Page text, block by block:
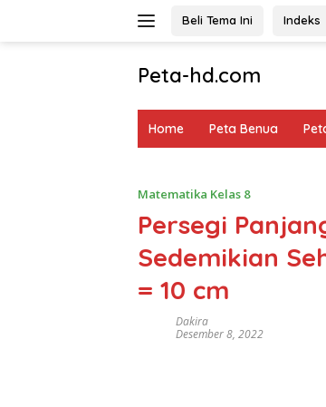
Beli Tema Ini Indeks
Peta-hd.com
Gambar
Home Peta Benua
Matematika Kelas 8
Persegi
Sedemikian
= 10 cm
Dakira
Desember 8, 2022